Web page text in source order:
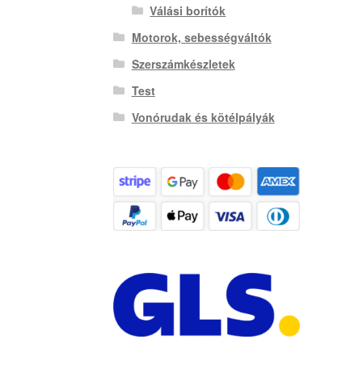
Válási borítók
Motorok, sebességváltók
Szerszámkészletek
Test
Vonórudak és kötélpályák